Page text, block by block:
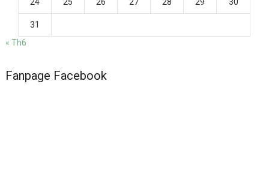
31
« Th6
Fanpage Facebook